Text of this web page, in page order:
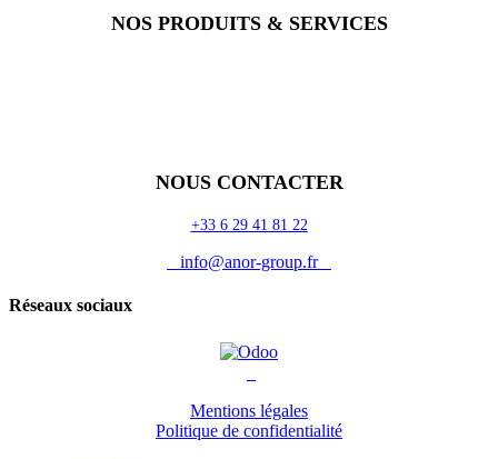
NOS PRODUITS & SERVICES
NOUS CONTACTER
+33 6 29 41 81 22
info@anor-group.fr
Réseaux sociaux
Mentions légales
Politique de confidentialité